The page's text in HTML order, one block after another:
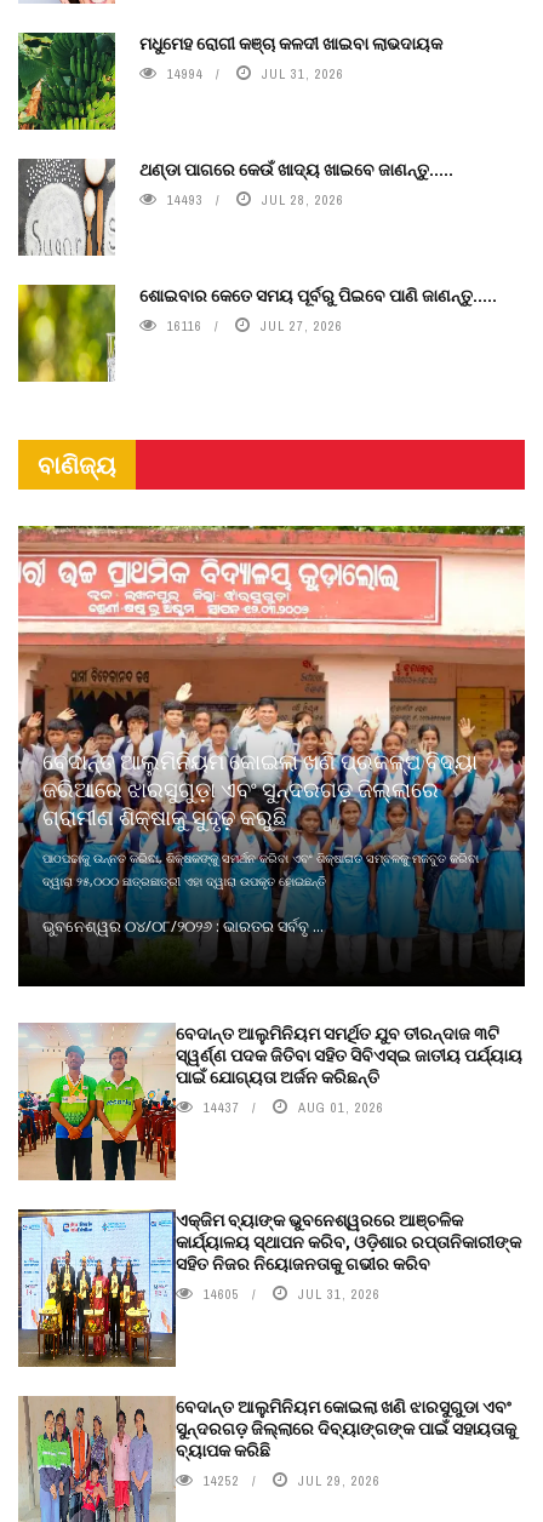
ମଧୁମେହ ରୋଗୀ କଞ୍ଚା କଳଦୀ ଖାଇବା ଲାଭଦାୟକ
14994 JUL 31, 2026
ଥଣ୍ଡା ପାଗରେ କେଉଁ ଖାଦ୍ୟ ଖାଇବେ ଜାଣନ୍ତୁ.....
14493 JUL 28, 2026
ଶୋଇବାର କେତେ ସମୟ ପୂର୍ବରୁ ପିଇବେ ପାଣି ଜାଣନ୍ତୁ.....
16116 JUL 27, 2026
ବାଣିଜ୍ୟ
ବେଦାନ୍ତ ଆଲୁମିନିୟମ କୋଇଲା ଖଣି ପ୍ରକଳ୍ପ ବିଦ୍ୟା
ଜରିଆରେ ଝାରସୁଗୁଡ଼ା ଏବଂ ସୁନ୍ଦରଗଡ଼ ଜିଲ୍ଲାରେ
ଗ୍ରାମୀଣ ଶିକ୍ଷାକୁ ସୁଦୃଢ଼ କରୁଛି
ପାଠପଢାକୁ ଉନ୍ନତ କରିବା, ଶିକ୍ଷକଙ୍କୁ ସମର୍ଥନ କରିବା ଏବଂ ଶିକ୍ଷାଗତ ସମ୍ବଳକୁ ମଜବୁତ କରିବା
ଦ୍ୱାରା ୨୫,୦୦୦ ଛାତ୍ରଛାତ୍ରୀ ଏହା ଦ୍ୱାରା ଉପକୃତ ହୋଇଛନ୍ତି
ଭୁବନେଶ୍ୱର ୦୪/୦୮/୨୦୨୬ : ଭାରତର ସର୍ବବୃ ...
ବେଦାନ୍ତ ଆଲୁମିନିୟମ ସମର୍ଥିତ ଯୁବ ତୀରନ୍ଦାଜ ୩ଟି
ସ୍ୱର୍ଣ୍ଣ ପଦକ ଜିତିବା ସହିତ ସିବିଏସ୍ଇ ଜାତୀୟ ପର୍ଯ୍ୟାୟ
ପାଇଁ ଯୋଗ୍ୟତା ଅର୍ଜନ କରିଛନ୍ତି
14437 AUG 01, 2026
ଏକ୍ଜିମ ବ୍ୟାଙ୍କ ଭୁବନେଶ୍ୱରରେ ଆଞ୍ଚଳିକ
କାର୍ଯ୍ୟାଳୟ ସ୍ଥାପନ କରିବ, ଓଡ଼ିଶାର ରପ୍ତାନିକାରୀଙ୍କ
ସହିତ ନିଜର ନିୟୋଜନତାକୁ ଗଭୀର କରିବ
14605 JUL 31, 2026
ବେଦାନ୍ତ ଆଲୁମିନିୟମ କୋଇଲା ଖଣି ଝାରସୁଗୁଡା ଏବଂ
ସୁନ୍ଦରଗଡ଼ ଜିଲ୍ଲାରେ ଦିବ୍ୟାଙ୍ଗଙ୍କ ପାଇଁ ସହାୟତାକୁ
ବ୍ୟାପକ କରିଛି
14252 JUL 29, 2026